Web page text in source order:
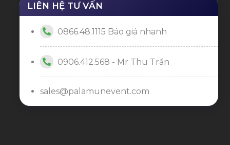
LIÊN HỆ TƯ VẤN
0866.48.1115 Báo giá nhanh
0906.412.568 - Mr Thu Trần
sales@palamunevent.com